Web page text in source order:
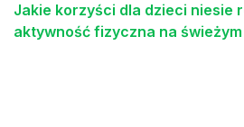
Jakie korzyści dla dzieci niesie
aktywność fizyczna na